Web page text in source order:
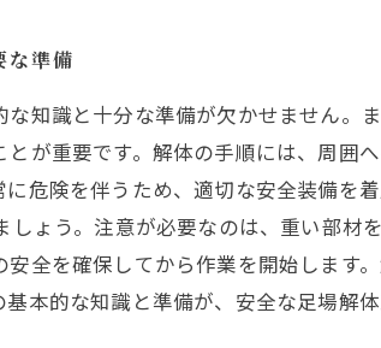
安全な足場解体工事の総まとめ：今後
な準備
知識と十分な準備が欠かせません。
が重要です。解体の手順には、周囲
危険を伴うため、適切な安全装備を
ょう。注意が必要なのは、重い部
全を確保してから作業を開始します
本的な知識と準備が、安全な足場解